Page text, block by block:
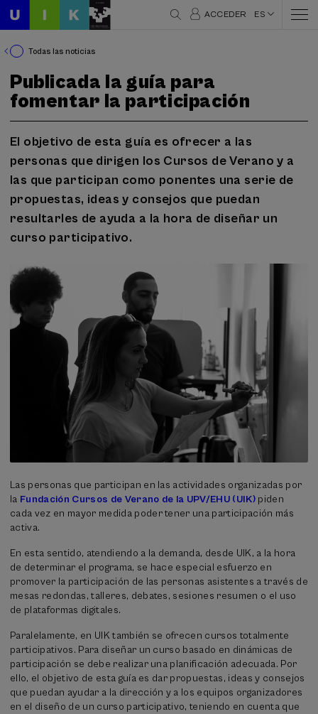
ACCEDER ES
Todas las noticias
Publicada la guía para
fomentar la participación
El objetivo de esta guía es ofrecer a las
personas que dirigen los Cursos de Verano y a
las que participan como ponentes una serie de
propuestas, ideas y consejos que puedan
resultarles de ayuda a la hora de diseñar un
curso participativo.
Las personas que participan en las actividades organizadas por
la Fundación Cursos de Verano de la UPV/EHU (UIK) piden
cada vez en mayor medida poder tener una participación más
activa.
En esta sentido, atendiendo a la demanda, desde UIK, a la hora
de determinar el programa, se hace especial esfuerzo en
promover la participación de las personas asistentes a través de
mesas redondas, talleres, debates, sesiones resumen o el uso
de plataformas digitales.
Paralelamente, en UIK también se ofrecen cursos totalmente
participativos. Para diseñar un curso basado en dinámicas de
participación se debe realizar una planificación adecuada. Por
ello, el objetivo de esta guía es dar propuestas, ideas y consejos
que puedan ayudar a la dirección y a los equipos organizadores
en el diseño de un curso participativo, teniendo en cuenta que